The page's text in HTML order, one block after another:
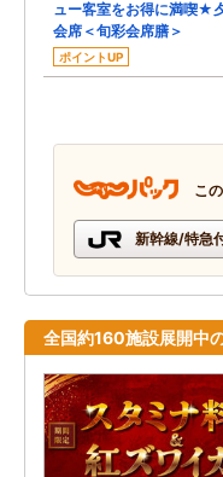
ュー客室をお得に満喫★
会席＜旬彩会席膳＞
ポイントUP
こ
新幹線/特急
全国約160施設展開中